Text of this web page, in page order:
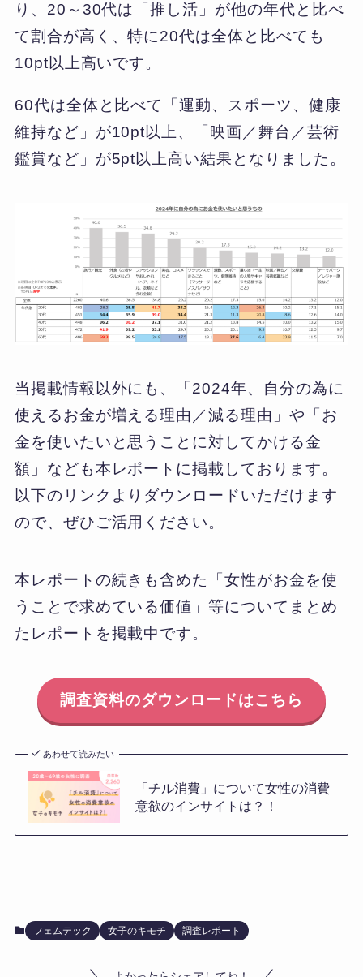
り、20～30代は「推し活」が他の年代と比べ
て割合が高く、特に20代は全体と比べても
10pt以上高いです。
60代は全体と比べて「運動、スポーツ、健康
維持など」が10pt以上、「映画／舞台／芸術
鑑賞など」が5pt以上高い結果となりました。
当掲載情報以外にも、「2024年、自分の為に
使えるお金が増える理由／減る理由」や「お
金を使いたいと思うことに対してかける金
額」なども本レポートに掲載しております。
以下のリンクよりダウンロードいただけます
ので、ぜひご活用ください。
本レポートの続きも含めた「女性がお金を使
うことで求めている価値」等についてまとめ
たレポートを掲載中です。
調査資料のダウンロードはこちら
あわせて読みたい
「チル消費」について女性の消費
意欲のインサイトは？！
フェムテック 女子のキモチ 調査レポート